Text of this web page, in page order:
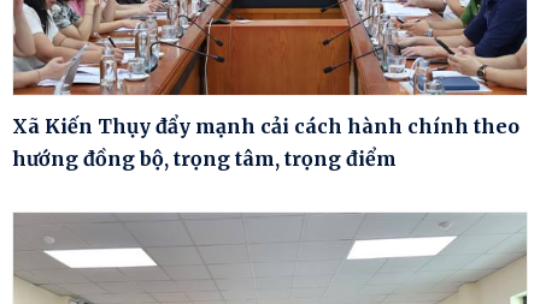
Xã Kiến Thụy đẩy mạnh cải cách hành chính theo
hướng đồng bộ, trọng tâm, trọng điểm